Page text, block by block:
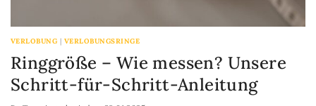
VERLOBUNG | VERLOBUNGSRINGE
Ringgröße – Wie messen? Unsere
Schritt-für-Schritt-Anleitung